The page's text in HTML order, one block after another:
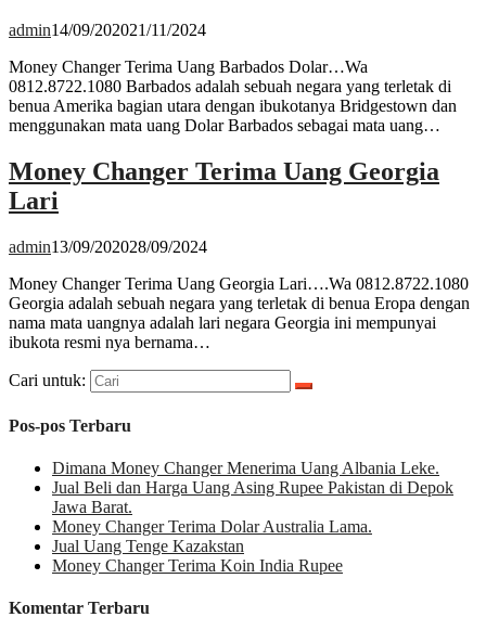
admin14/09/202021/11/2024
Money Changer Terima Uang Barbados Dolar…Wa
0812.8722.1080 Barbados adalah sebuah negara yang terletak di
benua Amerika bagian utara dengan ibukotanya Bridgestown dan
menggunakan mata uang Dolar Barbados sebagai mata uang…
Money Changer Terima Uang Georgia
Lari
admin13/09/202028/09/2024
Money Changer Terima Uang Georgia Lari….Wa 0812.8722.1080
Georgia adalah sebuah negara yang terletak di benua Eropa dengan
nama mata uangnya adalah lari negara Georgia ini mempunyai
ibukota resmi nya bernama…
Cari untuk:
Pos-pos Terbaru
Dimana Money Changer Menerima Uang Albania Leke.
Jual Beli dan Harga Uang Asing Rupee Pakistan di Depok
Jawa Barat.
Money Changer Terima Dolar Australia Lama.
Jual Uang Tenge Kazakstan
Money Changer Terima Koin India Rupee
Komentar Terbaru